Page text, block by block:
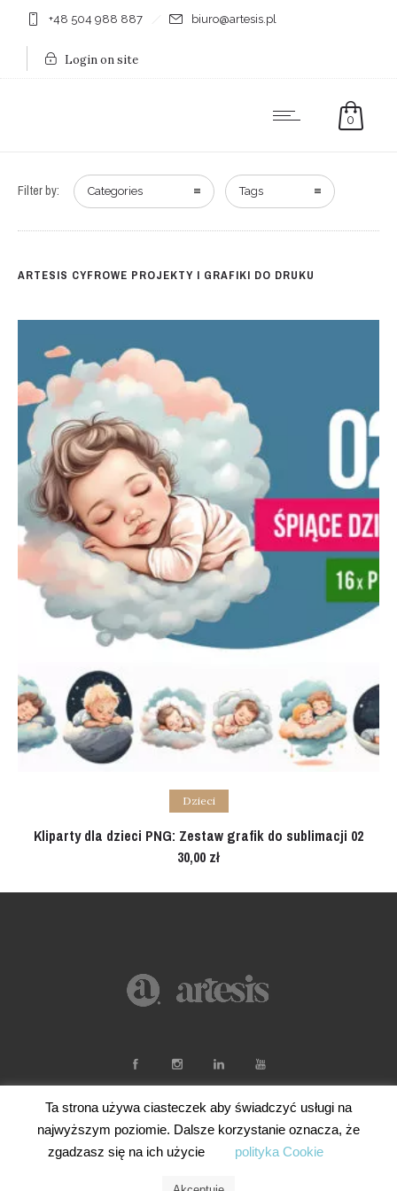
+48 504 988 887 biuro@artesis.pl
Login on site
0
Filter by: Categories Tags
ARTESIS CYFROWE PROJEKTY I GRAFIKI DO DRUKU
Add to cart
Dzieci
Kliparty dla dzieci PNG: Zestaw grafik do sublimacji 02
30,00 zł
Ta strona używa ciasteczek aby świadczyć usługi na
najwyższym poziomie. Dalsze korzystanie oznacza, że
zgadzasz się na ich użycie
polityka Cookie